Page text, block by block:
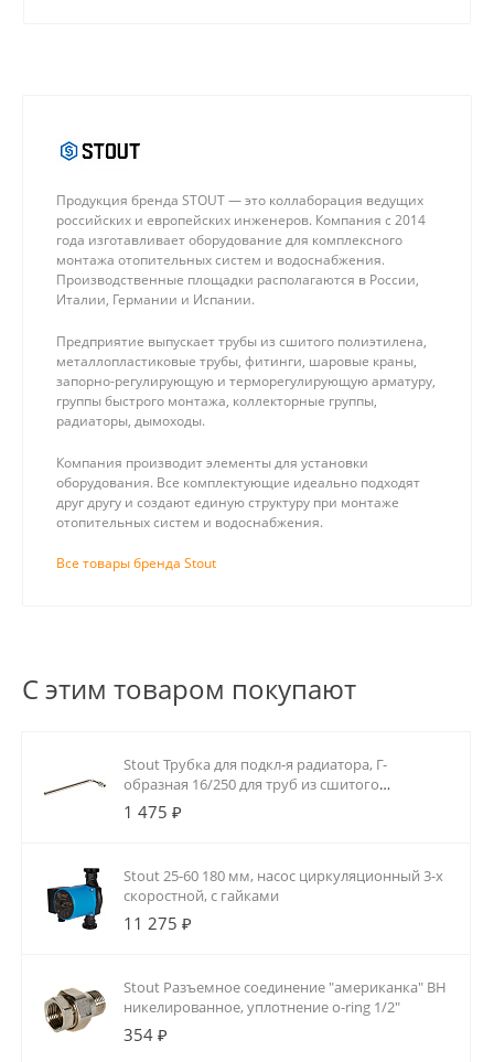
Продукция бренда STOUT — это коллаборация ведущих
российских и европейских инженеров. Компания с 2014
года изготавливает оборудование для комплексного
монтажа отопительных систем и водоснабжения.
Производственные площадки располагаются в России,
Италии, Германии и Испании.
Предприятие выпускает трубы из сшитого полиэтилена,
металлопластиковые трубы, фитинги, шаровые краны,
запорно-регулирующую и терморегулирующую арматуру,
группы быстрого монтажа, коллекторные группы,
радиаторы, дымоходы.
Компания производит элементы для установки
оборудования. Все комплектующие идеально подходят
друг другу и создают единую структуру при монтаже
отопительных систем и водоснабжения.
Все товары бренда Stout
С этим товаром покупают
Stout Трубка для подкл-я радиатора, Г-
образная 16/250 для труб из сшитого
полиэтилена аксиальный
1 475 ₽
Stout 25-60 180 мм, насос циркуляционный 3-х
скоростной, с гайками
11 275 ₽
Stout Разъемное соединение "американка" ВН
никелированное, уплотнение o-ring 1/2"
354 ₽